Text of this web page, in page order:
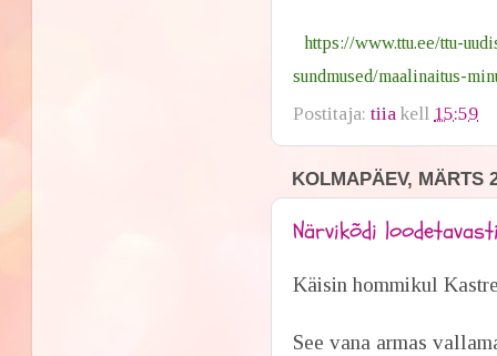
https://www.ttu.ee/ttu-
sundmused/maalinaitus-
Postitaja:tiia kell 15:59
KOLMAPÄEV, MÄRTS
Närvikõdi
Käisin hommikul
See vana armas